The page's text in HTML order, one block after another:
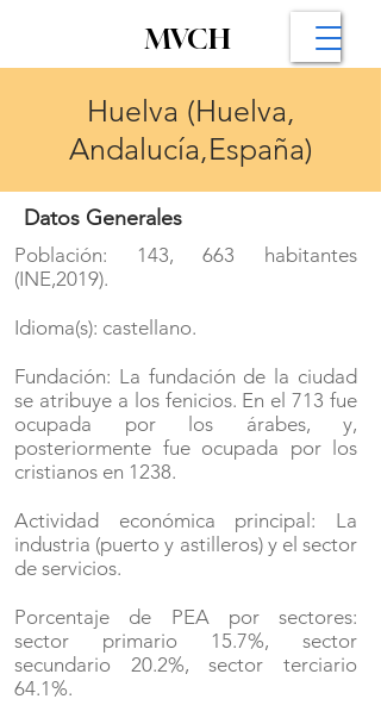
MVCH
Huelva (Huelva,
Andalucía,España)
Datos Generales
Población: 143, 663 habitantes
(INE,2019).
Idioma(s): castellano.
Fundación: La fundación de la ciudad
se atribuye a los fenicios. En el 713 fue
ocupada por los árabes, y,
posteriormente fue ocupada por los
cristianos en 1238.
Actividad económica principal: La
industria (puerto y astilleros) y el sector
de servicios.
Porcentaje de PEA por sectores:
sector primario 15.7%, sector
secundario 20.2%, sector terciario
64.1%.